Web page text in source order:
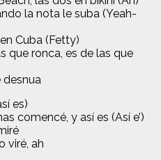
la nota le suba (Yeah-
Cuba (Fetty)
que ronca, es de las que
es)
comencé, y así es (Así e’)
viré, ah